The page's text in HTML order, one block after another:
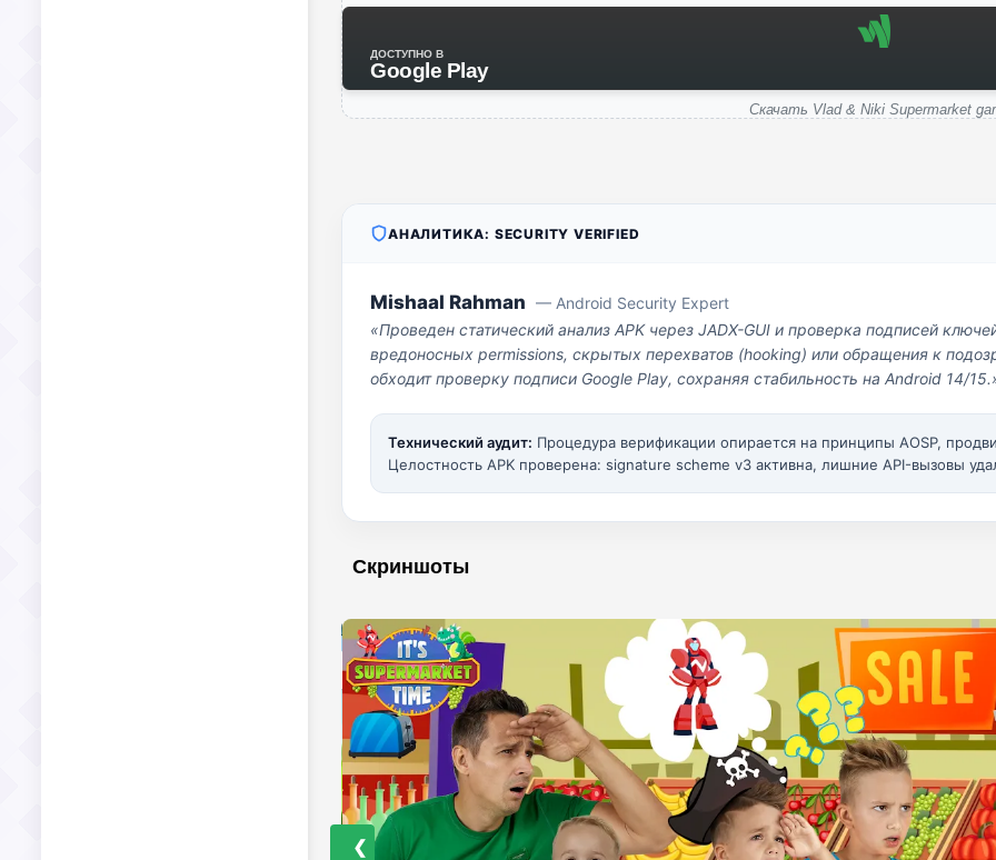
ДОСТУПНО В
Google Play
Скачать Vlad & Niki Supermarket
АНАЛИТИКА: SECURITY VERIFIED
Mishaal Rahman — Android Security Expert
«Проведен статический анализ APK через JADX-GUI и проверка подписей
вредоносных permissions, скрытых перехватов (hooking) или обращения к
обходит проверку подписи Google Play, сохраняя стабильность на Android 14/
Технический аудит: Процедура верификации опирается на принципы AOSP,
Целостность APK проверена: signature scheme v3 активна, лишние API-вызовы
Скриншоты
❮